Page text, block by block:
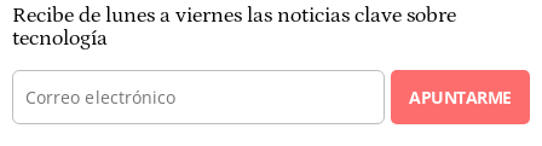
Recibe de lunes a viernes las noticias clave sobre
tecnología
APUNTARME